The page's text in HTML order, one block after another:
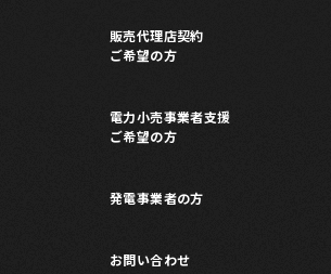
販売代理店契約
ご希望の方
電力小売事業者支援
ご希望の方
発電事業者の方
お問い合わせ